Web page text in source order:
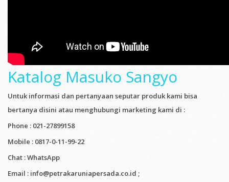
Katalog Masuko Sangyo
Untuk informasi dan pertanyaan seputar produk kami bisa
bertanya disini atau menghubungi marketing kami di :
Phone : 021-27899158
Mobile : 0817-0-11-99-22
Chat : WhatsApp
Email : info@petrakaruniapersada.co.id ;